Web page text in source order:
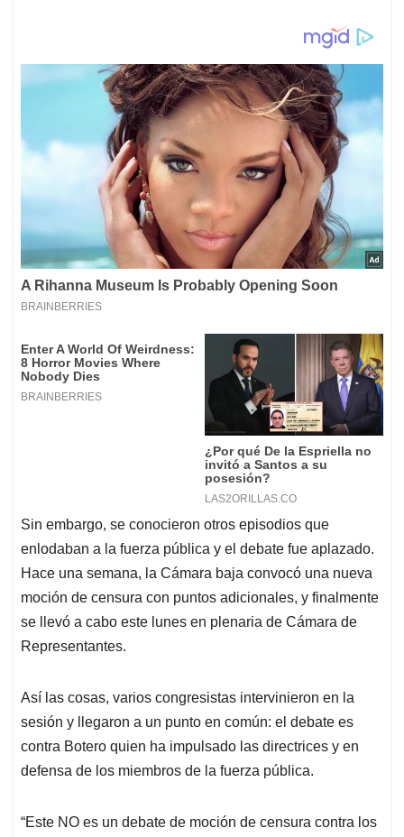
Sin embargo, se conocieron otros episodios que
enlodaban a la fuerza pública y el debate fue aplazado.
Hace una semana, la Cámara baja convocó una nueva
moción de censura con puntos adicionales, y finalmente
se llevó a cabo este lunes en plenaria de Cámara de
Representantes.
Así las cosas, varios congresistas intervinieron en la
sesión y llegaron a un punto en común: el debate es
contra Botero quien ha impulsado las directrices y en
defensa de los miembros de la fuerza pública.
“Este NO es un debate de moción de censura contra los